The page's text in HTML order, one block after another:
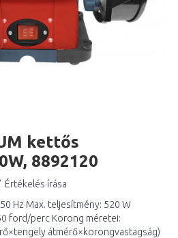
kettős
8892120
Értékelés írása
Hz Max. teljesítmény: 520 W
ford/perc Korong méretei:
átmérő×korongvastagság)